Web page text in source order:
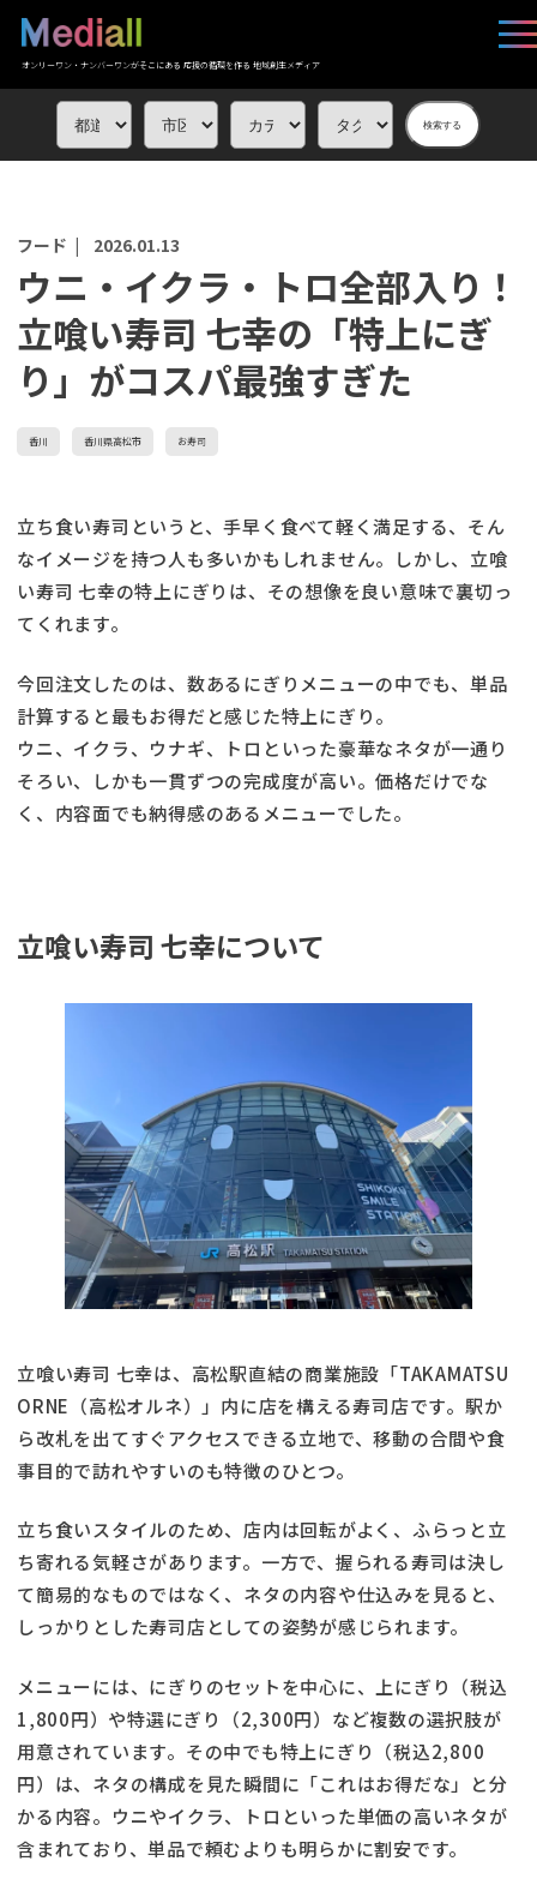
オンリーワン・ナンバーワンがそこにある 応援の循環を作る 地域創生メディア
検索する
フード | 2026.01.13
ウニ・イクラ・トロ全部入り！
立喰い寿司 七幸の「特上にぎ
り」がコスパ最強すぎた
香川 香川県高松市 お寿司
立ち食い寿司というと、手早く食べて軽く満足する、そん
なイメージを持つ人も多いかもしれません。しかし、立喰
い寿司 七幸の特上にぎりは、その想像を良い意味で裏切っ
てくれます。
今回注文したのは、数あるにぎりメニューの中でも、単品
計算すると最もお得だと感じた特上にぎり。
ウニ、イクラ、ウナギ、トロといった豪華なネタが一通り
そろい、しかも一貫ずつの完成度が高い。価格だけでな
く、内容面でも納得感のあるメニューでした。
立喰い寿司 七幸について
立喰い寿司 七幸は、高松駅直結の商業施設「TAKAMATSU
ORNE（高松オルネ）」内に店を構える寿司店です。駅か
ら改札を出てすぐアクセスできる立地で、移動の合間や食
事目的で訪れやすいのも特徴のひとつ。
立ち食いスタイルのため、店内は回転がよく、ふらっと立
ち寄れる気軽さがあります。一方で、握られる寿司は決し
て簡易的なものではなく、ネタの内容や仕込みを見ると、
しっかりとした寿司店としての姿勢が感じられます。
メニューには、にぎりのセットを中心に、上にぎり（税込
1,800円）や特選にぎり（2,300円）など複数の選択肢が
用意されています。その中でも特上にぎり（税込2,800
円）は、ネタの構成を見た瞬間に「これはお得だな」と分
かる内容。ウニやイクラ、トロといった単価の高いネタが
含まれており、単品で頼むよりも明らかに割安です。